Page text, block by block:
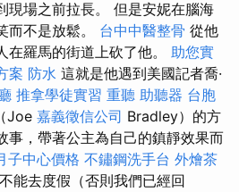
現場之前拉長。 但是安妮在腦海
而不是放鬆。 台中中醫整骨 從他
在羅馬的街道上砍了他。 助您實
案 防水 這就是他遇到美國記者喬·
推拿學徒實習 重聽 助聽器 台胞
Joe 嘉義徵信公司 Bradley）的方
事，帶著公主為自己的鎮靜效果而
子中心價格 不鏽鋼洗手台 外燴茶
能去度假（否則我們已經回